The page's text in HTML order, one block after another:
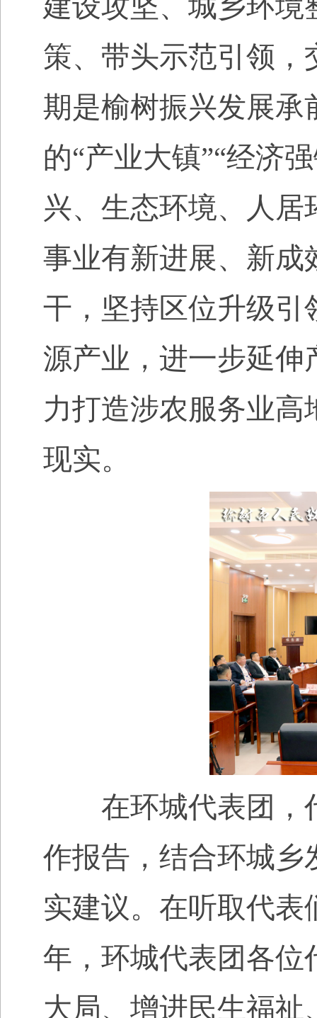
策、带头示范引领，
期是榆树振兴发展承
的“产业大镇”“经济
兴、生态环境、人
事业有新进展、新成
干，坚持区位升级引
源产业，进一步延伸
力打造涉农服务业高
现实。
在环城代表团，
作报告，结合环城乡
实建议。在听取代
年，环城代表团各位
大局、增进民生福